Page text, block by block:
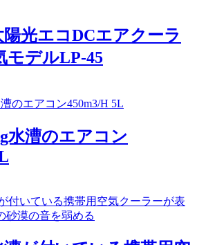
光エコDCエアクーラ
モデルLP-45
水漕のエアコン